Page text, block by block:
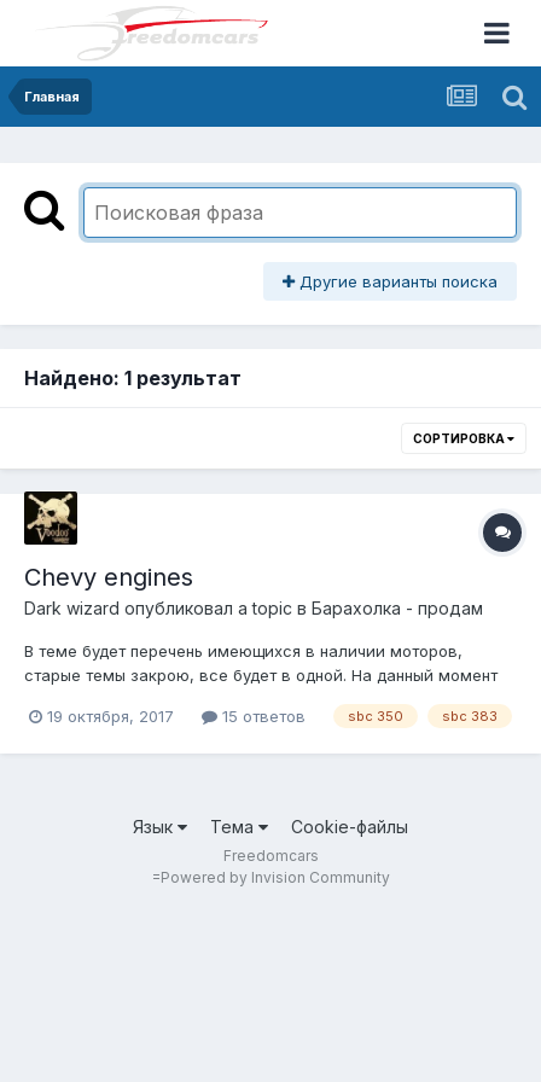
Главная
Другие варианты поиска
Найдено: 1 результат
СОРТИРОВКА
Chevy engines
Dark wizard опубликовал a topic в Барахолка - продам
В теме будет перечень имеющихся в наличии моторов,
старые темы закрою, все будет в одной. На данный момент
мощность 550 сил, описание и фото выложу чуть позже, цена
19 октября, 2017 15 ответов sbc 350 sbc 383
Язык Тема Cookie-файлы
Freedomcars
=Powered by Invision Community